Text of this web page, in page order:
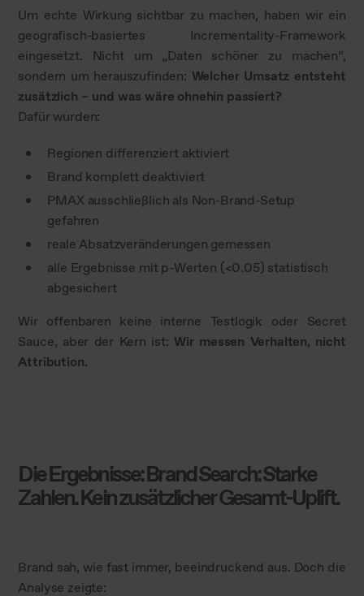
Um echte Wirkung sichtbar zu machen, haben wir ein
geografisch-basiertes Incrementality-Framework
eingesetzt. Nicht um „Daten schöner zu machen“,
sondern um herauszufinden: Welcher Umsatz entsteht
zusätzlich – und was wäre ohnehin passiert?
Dafür wurden:
Regionen differenziert aktiviert
Brand komplett deaktiviert
PMAX ausschließlich als Non-Brand-Setup
gefahren
reale Absatzveränderungen gemessen
alle Ergebnisse mit p-Werten (<0.05) statistisch
abgesichert
Wir offenbaren keine interne Testlogik oder Secret
Sauce, aber der Kern ist: Wir messen Verhalten, nicht
Attribution.
Die Ergebnisse: Brand Search: Starke
Zahlen. Kein zusätzlicher Gesamt-Uplift.
Brand sah, wie fast immer, beeindruckend aus. Doch die
Analyse zeigte: